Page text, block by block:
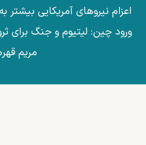
اعزام نیروهای آمریکایی بیشتر
ورود چین: لیتیوم و جنگ برای
مریم